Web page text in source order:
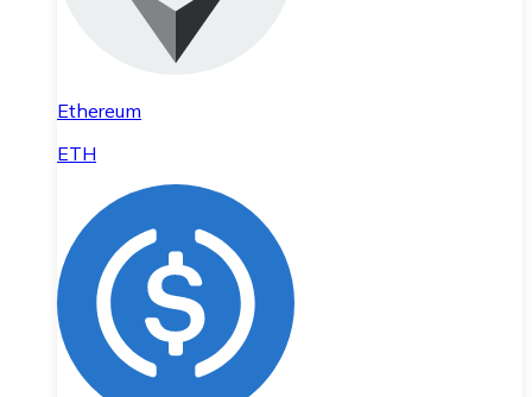
Ethereum
ETH